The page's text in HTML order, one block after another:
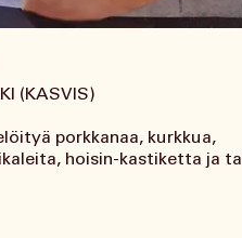
(KASVIS)
porkkanaa, kurkkua,
hoisin-kastiketta ja